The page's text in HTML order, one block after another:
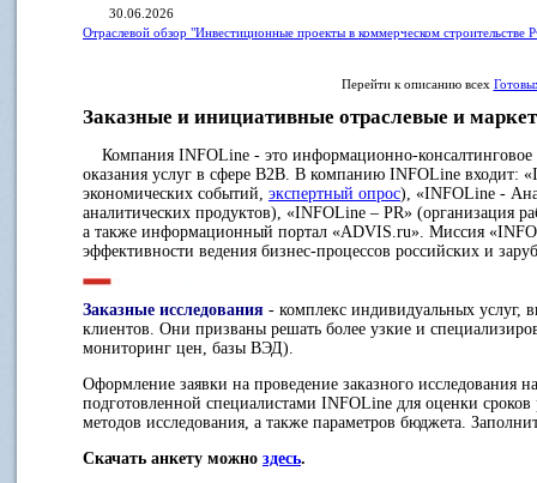
30.06.2026
Отраслевой обзор "Инвестиционные проекты в коммерческом
Перейти к описанию всех
Заказные и инициативные отраслевые и
Компания INFOLine - это информационно-консалтинговое
оказания услуг в сфере B2B. В компанию INFOLine входит:
экономических событий, экспертный опрос), «INFOLine -
аналитических продуктов), «INFOLine – PR» (организация
а также информационный портал «ADVIS.ru». Миссия
эффективности ведения бизнес-процессов российских и
Заказные исследования - комплекс индивидуальных услуг,
клиентов. Они призваны решать более узкие и
мониторинг цен, базы ВЭД).
Оформление заявки на проведение заказного исследования
подготовленной специалистами INFOLine для оценки
методов исследования, а также параметров бюджета.
Скачать анкету можно здесь.